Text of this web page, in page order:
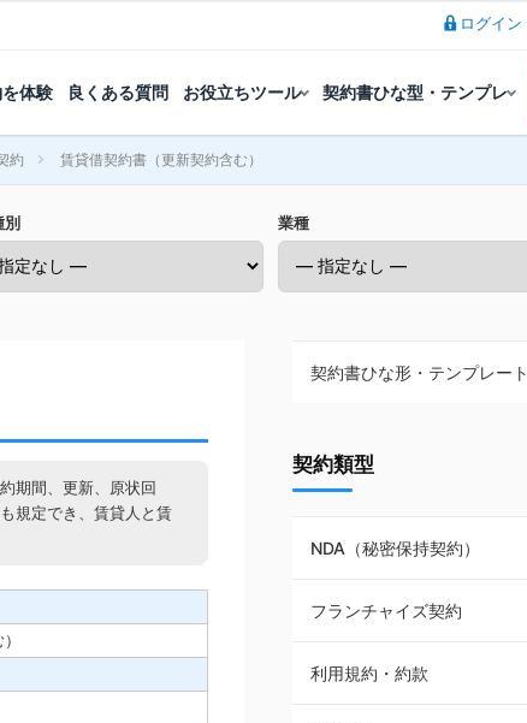
ログイン
体験 良くある質問 お役立ちツール 契約書ひな型・テンプレ
約 賃貸借契約書（更新契約含む）
業種
期間、更新、原状回
規定でき、賃貸人と賃
契約書ひな形・テンプレート
NDA（秘密保持契約）
業務委託契約
利用規約・約款
覚書・合意書・同意書
契約類型
NDA（秘密保持契約）
フランチャイズ契約
利用規約・約款